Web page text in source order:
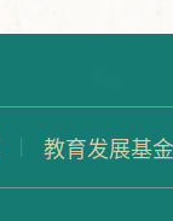
教育发展基